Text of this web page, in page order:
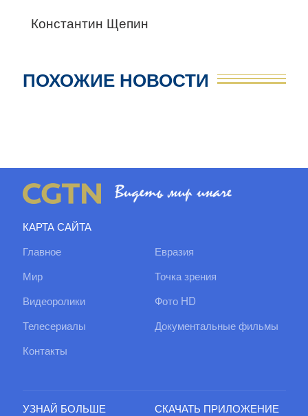
Константин Щепин
ПОХОЖИЕ НОВОСТИ
КАРТА САЙТА
Главное
Евразия
Мир
Точка зрения
Видеоролики
Фото HD
Телесериалы
Документальные фильмы
Контакты
УЗНАЙ БОЛЬШЕ
СКАЧАТЬ ПРИЛОЖЕНИЕ